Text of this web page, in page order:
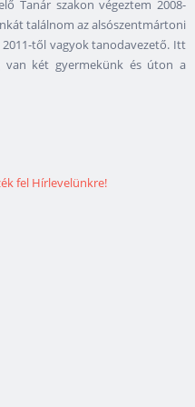
Tanár szakon végeztem 2008-
találnom az alsószentmártoni
től vagyok tanodavezető. Itt
van két gyermekünk és úton a
fel Hírlevelünkre!